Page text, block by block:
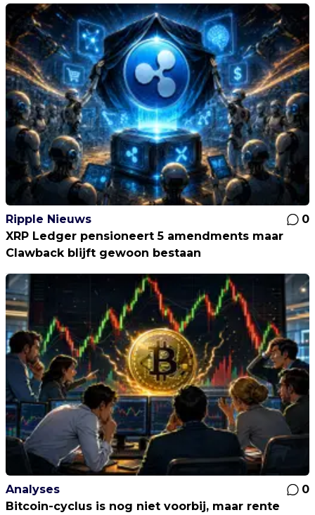
Ripple Nieuws
0
XRP Ledger pensioneert 5 amendments maar
Clawback blijft gewoon bestaan
Analyses
0
Bitcoin-cyclus is nog niet voorbij, maar rente